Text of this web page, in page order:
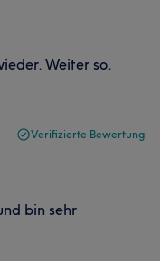
Weiter so.
Verifizierte Bewertung
bin sehr